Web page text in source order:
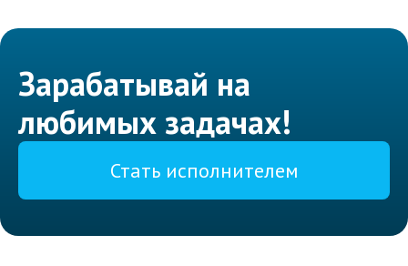
Зарабатывай на
любимых задачах!
Стать исполнителем